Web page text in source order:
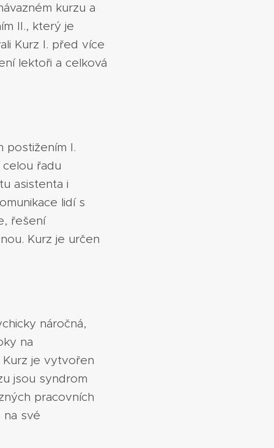
kurzu a
II., který je
Kurz I. před více
lektoři a celková
postižením I.
celou řadu
asistenta i
lidí s
řešení
Kurz je určen
náročná,
na
je vytvořen
jsou syndrom
pracovních
na své